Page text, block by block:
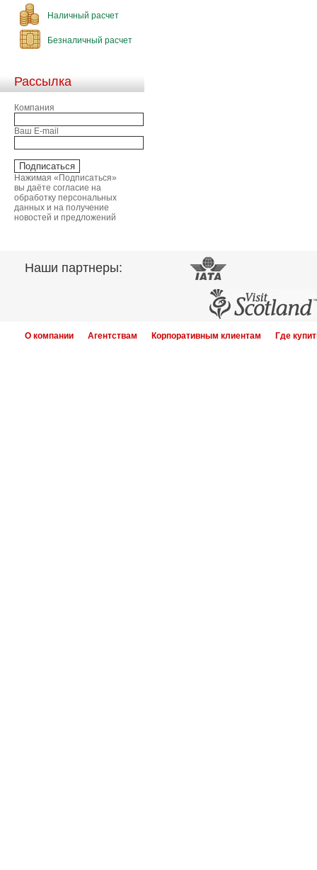
Наличный расчет
Безналичный расчет
Рассылка
Компания
Ваш E-mail
Нажимая «Подписаться»
вы даёте согласие на
обработку персональных
данных и на получение
новостей и предложений
Наши партнеры:
О компании Агентствам Корпоративным клиентам Где